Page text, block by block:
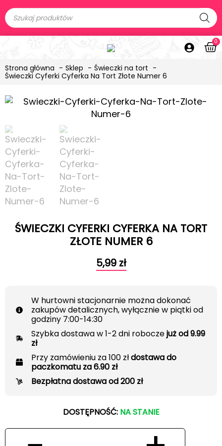
0
Strona główna Sklep
Świeczki na tort
Świeczki Cyferki Cyferka Na Tort Złote Numer 6
ŚWIECZKI CYFERKI CYFERKA NA TORT
ZŁOTE NUMER 6
5,99 zł
W hurtowni stacjonarnie można dokonać
zakupów detalicznych, wyłącznie w piątki od
godziny 7:00-14:30
Szybka dostawa w 1-2 dni roboczejuż od 9.99
zł
Przy zamówieniu za 100 złdostawa do
paczkomatu za 6.90 zł
Bezpłatna dostawa od 200 zł
DOSTĘPNOŚĆ: NA STANIE